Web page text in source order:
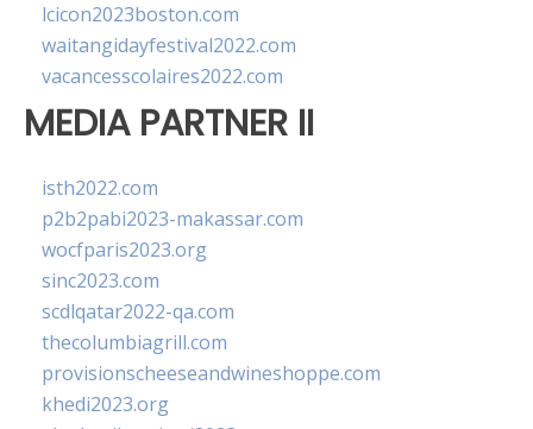
lcicon2023boston.com
waitangidayfestival2022.com
vacancesscolaires2022.com
MEDIA PARTNER II
isth2022.com
p2b2pabi2023-makassar.com
wocfparis2023.org
sinc2023.com
scdlqatar2022-qa.com
thecolumbiagrill.com
provisionscheeseandwineshoppe.com
khedi2023.org